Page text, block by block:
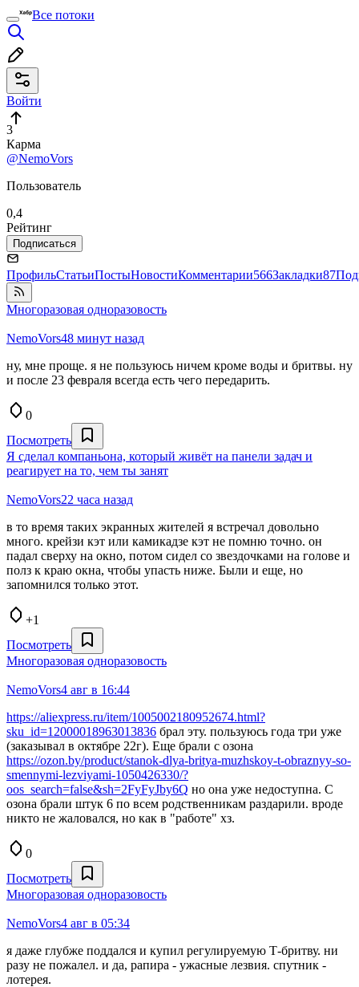
Все потоки
Войти
3
Карма
@NemoVors
Пользователь
0,4
Рейтинг
Подписаться
ПрофильСтатьиПостыНовостиКомментарии566Закладки87
Многоразовая одноразовость
NemoVors48 минут назад
ну, мне проще. я не пользуюсь ничем кроме воды и бритвы. ну
и после 23 февраля всегда есть чего передарить.
0
Посмотреть
Я сделал компаньона, который живёт на панели задач и
реагирует на то, чем ты занят
NemoVors22 часа назад
в то время таких экранных жителей я встречал довольно
много. крейзи кэт или камикадзе кэт не помню точно. он
падал сверху на окно, потом сидел со звездочками на голове и
полз к краю окна, чтобы упасть ниже. Были и еще, но
запомнился только этот.
+1
Посмотреть
Многоразовая одноразовость
NemoVors4 авг в 16:44
https://aliexpress.ru/item/1005002180952674.html?
sku_id=12000018963013836 брал эту. пользуюсь года три уже
(заказывал в октябре 22г). Еще брали с озона
https://ozon.by/product/stanok-dlya-britya-muzhskoy-t-obraznyy-so-
smennymi-lezviyami-1050426330/?
oos_search=false&sh=2FyFyJby6Q но она уже недоступна. С
озона брали штук 6 по всем родственникам раздарили. вроде
никто не жаловался, но как в "работе" хз.
0
Посмотреть
Многоразовая одноразовость
NemoVors4 авг в 05:34
я даже глубже поддался и купил регулируемую Т-бритву. ни
разу не пожалел. и да, рапира - ужасные лезвия. спутник -
лотерея.